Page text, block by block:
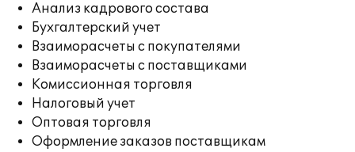
Анализ кадрового состава
Бухгалтерский учет
Взаиморасчеты с покупателями
Взаиморасчеты с поставщиками
Комиссионная торговля
Налоговый учет
Оптовая торговля
Оформление заказов поставщикам